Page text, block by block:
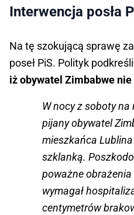
Interwencja posła
Na tę szokującą sprawę
poseł PiS. Polityk
iż obywatel Zimbabwe nie
W nocy z soboty
pijany obywatel
mieszkańca
szklanką.
poważne obrażenia
wymagał
centymetrów